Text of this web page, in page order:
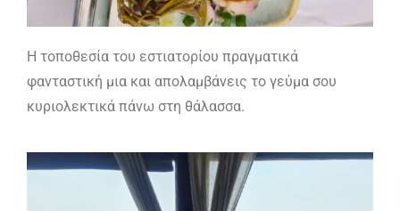
Η τοποθεσία του εστιατορίου πραγματικά
φανταστική μια και απολαμβάνεις το γεύμα σου
κυριολεκτικά πάνω στη θάλασσα.